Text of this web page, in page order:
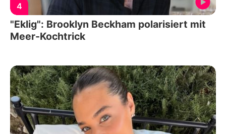
4
"Eklig": Brooklyn Beckham polarisiert mit
Meer-Kochtrick